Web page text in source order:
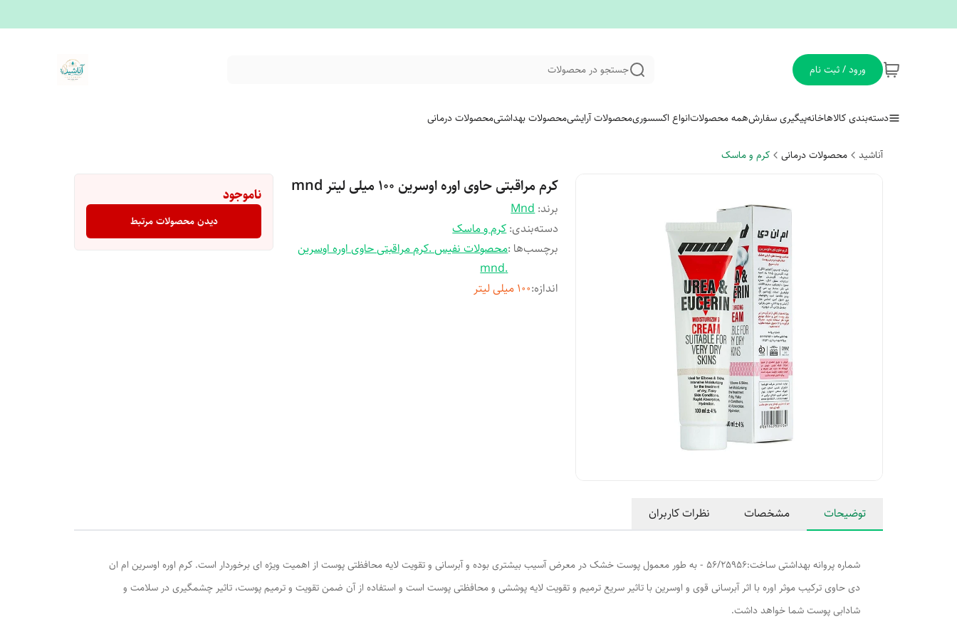
ورود / ثبت نام جستجو در محصولات
دسته‌بندی کالاهاخانهپیگیری سفارشهمه محصولاتانواع اکسسوریمحصولات آرایشیمحصولات بهداشتیمحصولات درمانی
آناشید محصولات درمانی کرم و ماسک
کرم مراقبتی حاوی اوره اوسرین ۱۰۰ میلی لیتر mnd
برند:Mnd
دسته‌بندی:کرم و ماسک
برچسب‌ها :محصولات نفیس .کرم مراقبتی حاوی اوره اوسرین
.mnd
اندازه:100 میلی لیتر
ناموجود
دیدن محصولات مرتبط
توضیحات مشخصات نظرات کاربران
شماره پروانه بهداشتی ساخت:56/25956 - به طور معمول پوست خشک در معرض آسیب بیشتری بوده و آبرسانی و تقویت لایه محافظتی پوست از اهمیت ویژه ای برخوردار است. کرم اوره اوسرین ام ان
دی حاوی ترکیب موثر اوره با اثر آبرسانی قوی و اوسرین با تاثیر سریع ترمیم و تقویت لایه پوششی و محافظتی پوست است و استفاده از آن ضمن تقویت و ترمیم پوست، تاثیر چشمگیری در سلامت و
شادابی پوست شما خواهد داشت.